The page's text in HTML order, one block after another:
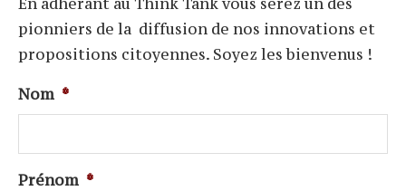
pionniers de la diffusion de nos innovations et
propositions citoyennes. Soyez les bienvenus !
Nom *
Prénom *